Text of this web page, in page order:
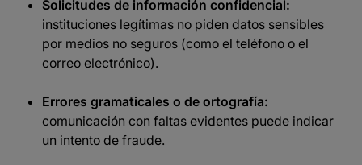
Solicitudes de información confidencial:
instituciones legítimas no piden datos sensibles
por medios no seguros (como el teléfono o el
correo electrónico).
Errores gramaticales o de ortografía:
comunicación con faltas evidentes puede indicar
un intento de fraude.​